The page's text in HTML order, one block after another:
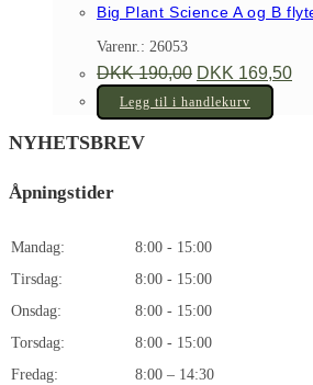
Big Plant Science A og B
Varenr.: 26053
DKK190,00 Opprinnelig
pris
var:
DKK 190,00.
DKK 169,50
pris
Legg til i handlekurv
NYHETSBREV
Åpningstider
Mandag:
8:00 - 15:00
Tirsdag:
8:00 - 15:00
Onsdag:
8:00 - 15:00
Torsdag:
8:00 - 15:00
Fredag:
8:00 – 14:30